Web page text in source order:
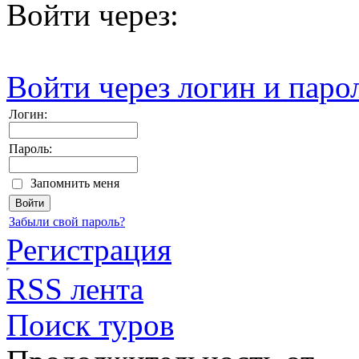
Войти через:
Войти через логин и
Логин:
Пароль:
Запомнить меня
Забыли свой пароль?
Регистрация
RSS лента
Поиск туров